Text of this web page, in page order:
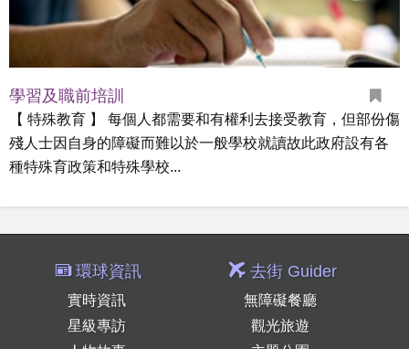
學習及職前培訓
【 特殊教育 】 每個人都需要和有權利去接受教育，但部份傷
殘人士因自身的障礙而難以於一般學校就讀故此政府設有各
種特殊育政策和特殊學校...
環球資訊
實時資訊
星級專訪
去街 Guider
無障礙餐廳
觀光旅遊